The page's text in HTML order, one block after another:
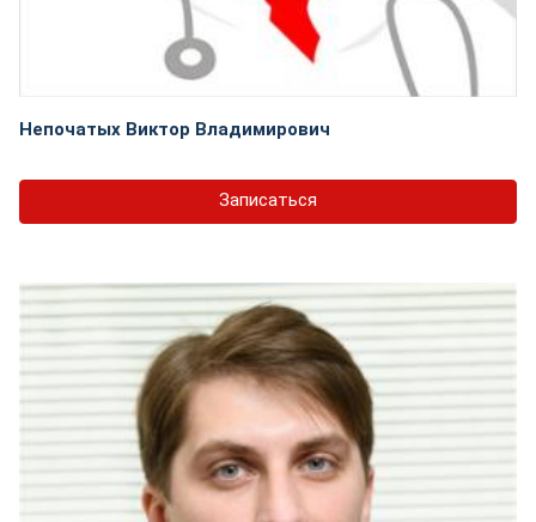
Непочатых Виктор Владимирович
Записаться